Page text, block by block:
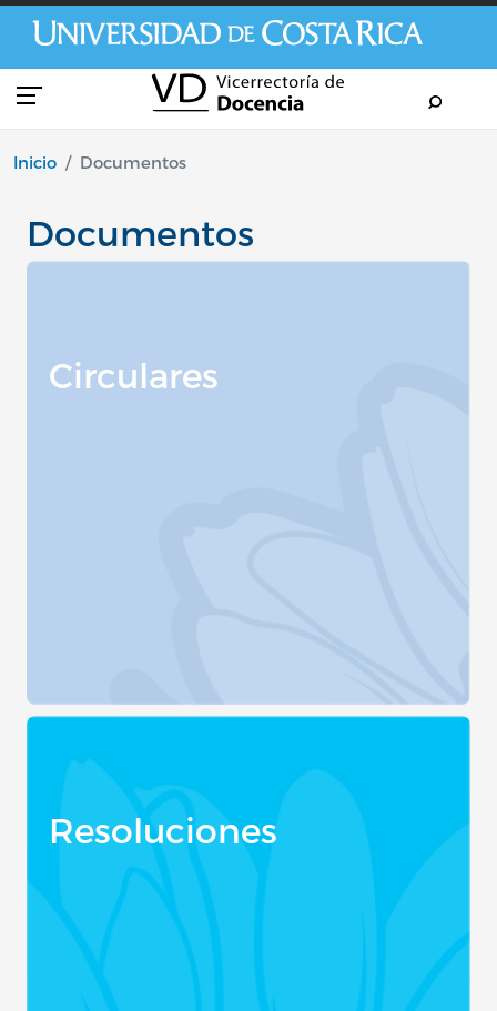
Pasar al contenido principal
Inicio Documentos
Documentos
Circulares
Resoluciones